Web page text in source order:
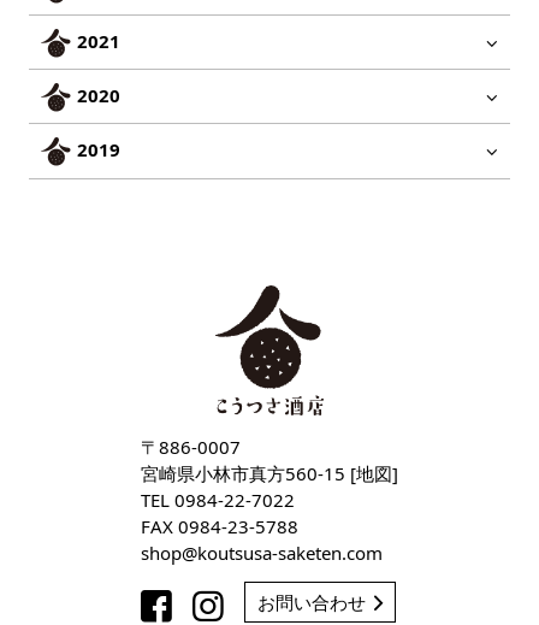
2021
2020
2019
〒886-0007
宮崎県小林市真方560-15 [地図]
TEL 0984-22-7022
FAX 0984-23-5788
shop
koutsusa-saketen com
お問い合わせ